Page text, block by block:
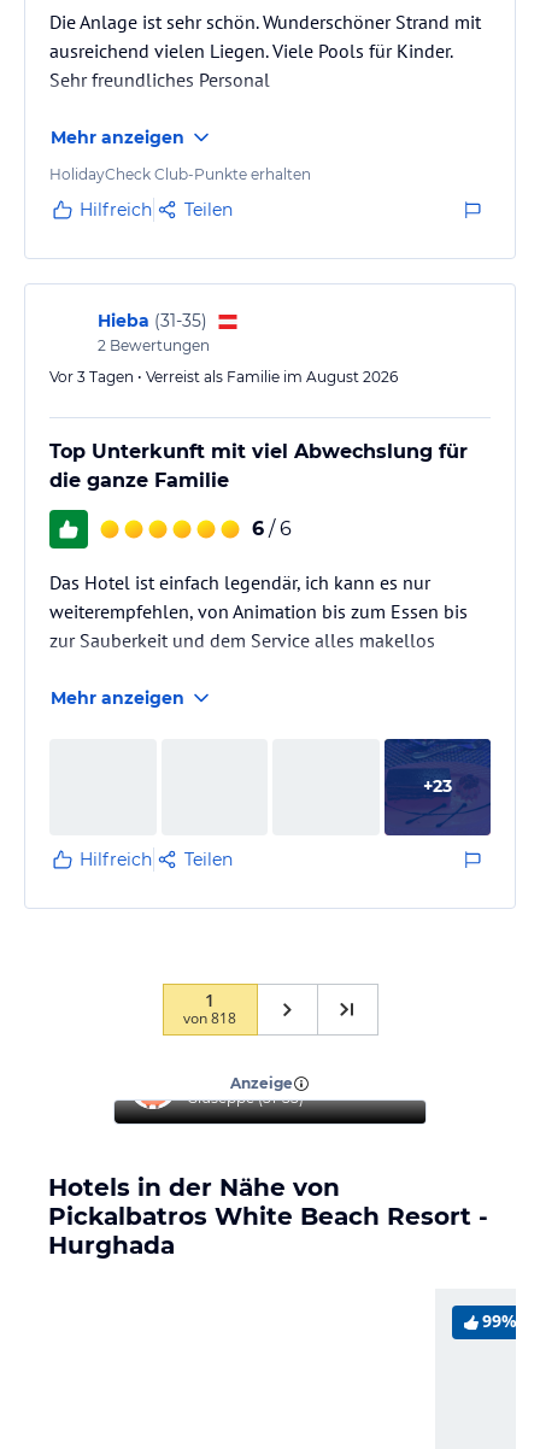
Die Anlage ist sehr schön. Wunderschöner Strand mit
ausreichend vielen Liegen. Viele Pools für Kinder.
Sehr freundliches Personal
Mehr anzeigen
HolidayCheck Club-Punkte erhalten
Hilfreich Teilen
Hieba (31-35)
2 Bewertungen
Vor 3 Tagen • Verreist als Familie im August 2026
Top Unterkunft mit viel Abwechslung für
die ganze Familie
6 / 6
Das Hotel ist einfach legendär, ich kann es nur
weiterempfehlen, von Animation bis zum Essen bis
zur Sauberkeit und dem Service alles makellos
Mehr anzeigen
+23
Hilfreich Teilen
1
von818
Anzeige
Giuseppe (51-55)
Hotels in der Nähe von
Pickalbatros White Beach Resort -
Hurghada
99%